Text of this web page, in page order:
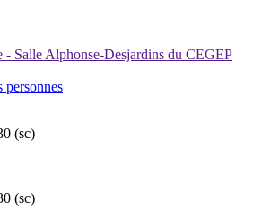
- Salle Alphonse-Desjardins du CEGEP
personnes
(sc)
(sc)